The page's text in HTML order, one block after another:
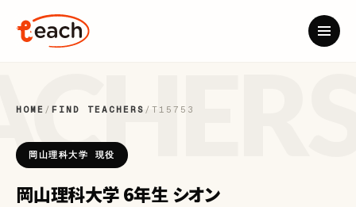
HOME / FIND TEACHERS / T15753
岡山理科大学 現役
岡山理科大学 6年生 シオン